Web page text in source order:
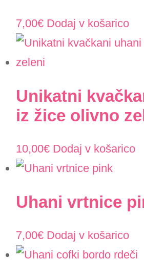
7,00€ Dodaj v košarico
Unikatni
iz žice olivno
10,00€ Dodaj v košarico
Uhani vrtnice
7,00€ Dodaj v košarico